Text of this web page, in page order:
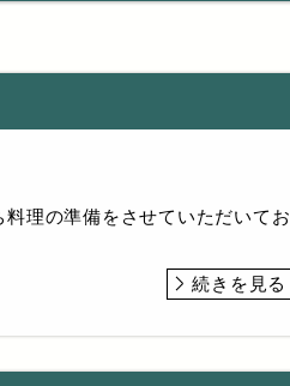
理の準備をさせていただいてお
続きを見る